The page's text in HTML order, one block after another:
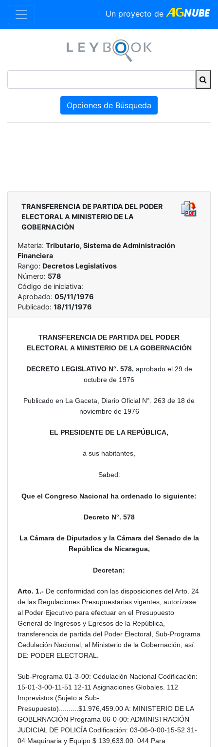
Un proyecto de
Opciones de Búsqueda
TRANSFERENCIA DE PARTIDA DEL PODER
ELECTORAL A MINISTERIO DE LA
GOBERNACIÓN
Materia: Tributario, Sistema de Administración
Financiera
Rango: Decretos Legislativos
Número: 578
Código de iniciativa:
Aprobado: 05/11/1976
Publicado: 18/11/1976
TRANSFERENCIA DE PARTIDA DEL PODER
ELECTORAL A MINISTERIO DE LA GOBERNACIÓN
DECRETO LEGISLATIVO N°. 578, aprobado el 29 de
octubre de 1976
Publicado en La Gaceta, Diario Oficial N°. 263 de 18 de
noviembre de 1976
EL PRESIDENTE DE LA REPÚBLICA,
a sus habitantes,
Sabed:
Que el Congreso Nacional ha ordenado lo siguiente:
Decreto N°. 578
La Cámara de Diputados y la Cámara del Senado de la
República de Nicaragua,
Decretan:
Arto. 1.- De conformidad con las disposiciones del Arto. 24
de las Regulaciones Presupuestarias vigentes, autorízase
al Poder Ejecutivo para efectuar en el Presupuesto
General de Ingresos y Egresos de la República,
transferencia de partida del Poder Electoral, Sub-Programa
Cedulación Nacional, al Ministerio de la Gobernación, así:
DE: PODER ELECTORAL.
Sub-Programa 01-3-00: Cedulación Nacional Codificación:
15-01-3-00-11-51 12-11 Asignaciones Globales. 112
Imprevistos (Sujeto a Sub-
Presupuesto)..........$1.976,459.00 A: MINISTERIO DE LA
GOBERNACIÓN Programa 06-0-00: ADMINISTRACIÓN
JUDICIAL DE POLICÍA Codificación: 03-06-0-00-15-52 31-
04 Maquinaria y Equipo $ 139,633.00. 044 Para